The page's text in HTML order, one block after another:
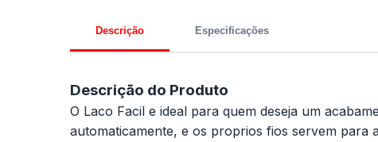
Descrição Especificações
Descrição do Produto
O Laco Facil e ideal para quem deseja um
automaticamente, e os proprios fios servem para